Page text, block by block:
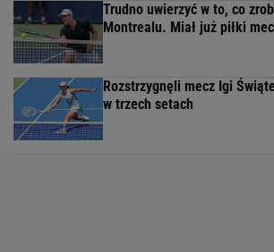
Trudno uwierzyć w to, co
Montrealu. Miał już piłki
Rozstrzygnęli mecz Igi
w trzech setach